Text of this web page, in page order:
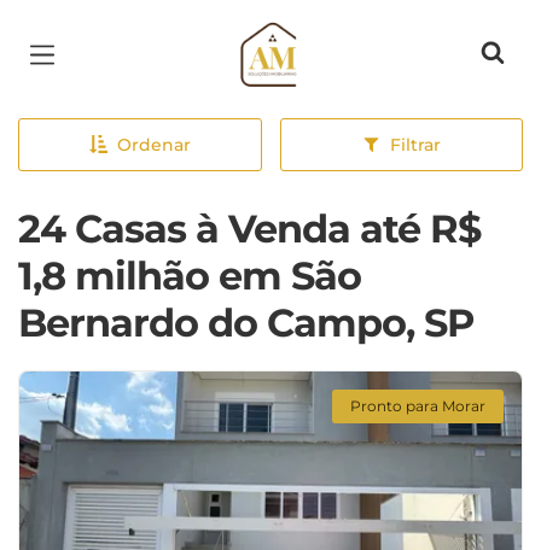
Página inicial
Ordenar Filtrar
24 Casas à Venda até R$
1,8 milhão em São
Bernardo do Campo, SP
Pronto para Morar